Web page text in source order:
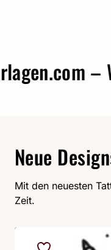
– Wo
Neue
Mit den neuesten
Zeit.